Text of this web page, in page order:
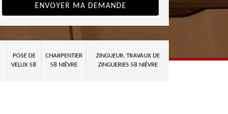
POSE DE
VELUX 58
CHARPENTIER
58 NIÈVRE
ZINGUEUR, TRAVAUX DE
ZINGUERIES 58 NIÈVRE